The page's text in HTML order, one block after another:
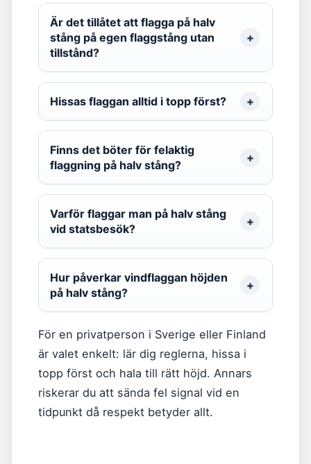
Är det tillåtet att flagga på halv
stång på egen flaggstång utan
tillstånd?
Hissas flaggan alltid i topp först?
Finns det böter för felaktig
flaggning på halv stång?
Varför flaggar man på halv stång
vid statsbesök?
Hur påverkar vindflaggan höjden
på halv stång?
För en privatperson i Sverige eller Finland
är valet enkelt: lär dig reglerna, hissa i
topp först och hala till rätt höjd. Annars
riskerar du att sända fel signal vid en
tidpunkt då respekt betyder allt.